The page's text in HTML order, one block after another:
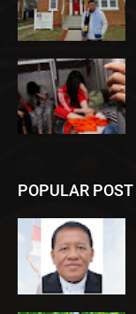
POPULAR POST